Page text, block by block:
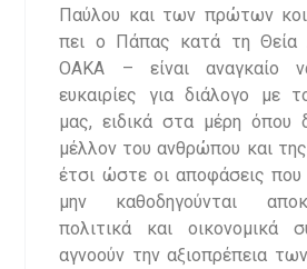
Παύλου και των πρώτων
πει ο Πάπας κατά τη Θεία
ΟΑΚΑ – είναι αναγκαίο
ευκαιρίες για διάλογο με
μας, ειδικά στα μέρη όπου
μέλλον του ανθρώπου και
έτσι ώστε οι αποφάσεις που
μην καθοδηγούνται
πολιτικά και οικονομικά
αγνοούν την αξιοπρέπεια